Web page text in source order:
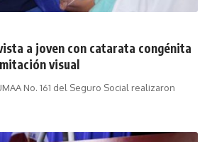
a joven con catarata congénita
visual
No. 161 del Seguro Social realizaron